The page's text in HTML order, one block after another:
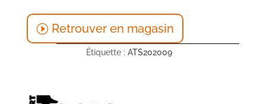
Retrouver en magasin
Étiquette : ATS202009